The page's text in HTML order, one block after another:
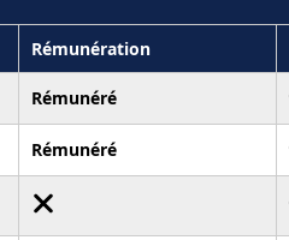
Rémunération
Rémunéré
Rémunéré